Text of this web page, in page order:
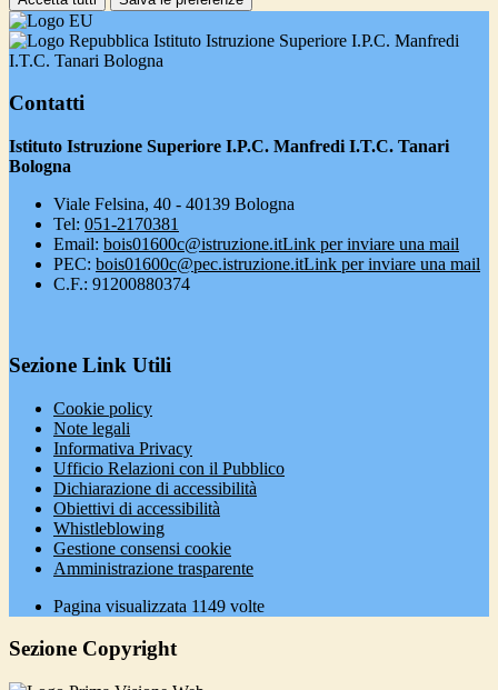
Istituto Istruzione Superiore I.P.C. Manfredi
I.T.C. Tanari Bologna
Contatti
Istituto Istruzione Superiore I.P.C. Manfredi I.T.C. Tanari
Bologna
Viale Felsina, 40 - 40139 Bologna
Tel: 051-2170381
Email: bois01600c@istruzione.itLink per inviare una mail
PEC: bois01600c@pec.istruzione.itLink per inviare una mail
C.F.: 91200880374
Sezione Link Utili
Cookie policy
Note legali
Informativa Privacy
Ufficio Relazioni con il Pubblico
Dichiarazione di accessibilità
Obiettivi di accessibilità
Whistleblowing
Gestione consensi cookie
Amministrazione trasparente
Pagina visualizzata 1149 volte
Sezione Copyright